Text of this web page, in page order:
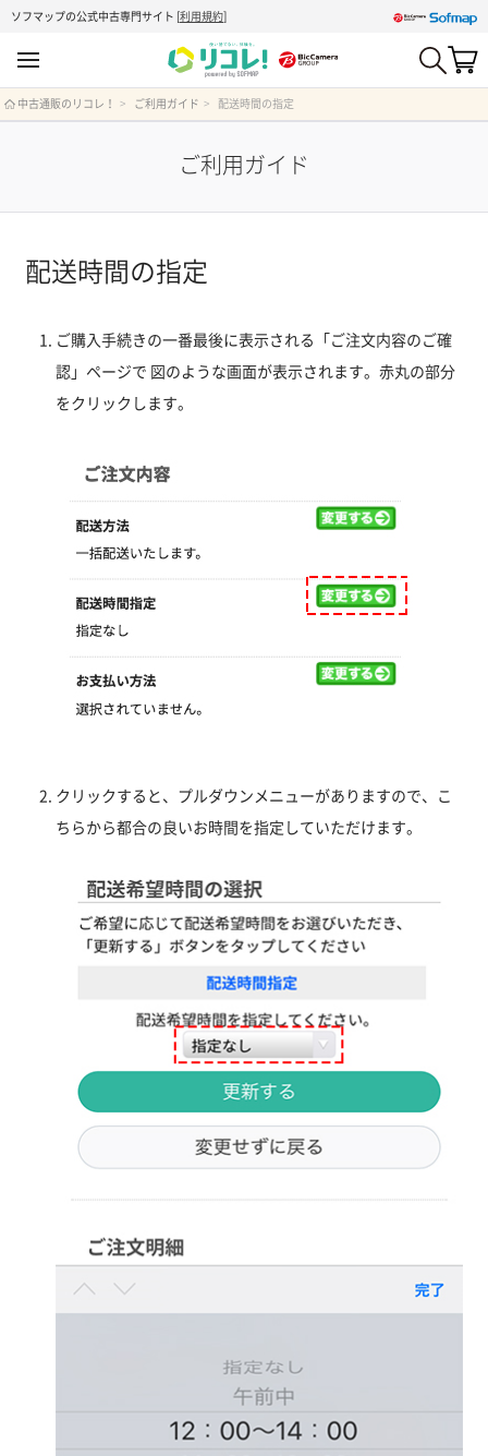
ソフマップの公式中古専門サイト [利用規約]
中古通販のリコレ！ ご利用ガイド 配送時間の指定
ご利用ガイド
配送時間の指定
ご購入手続きの一番最後に表示される「ご注文内容のご確
認」ページで 図のような画面が表示されます。赤丸の部分
をクリックします。
クリックすると、プルダウンメニューがありますので、こ
ちらから都合の良いお時間を指定していただけます。